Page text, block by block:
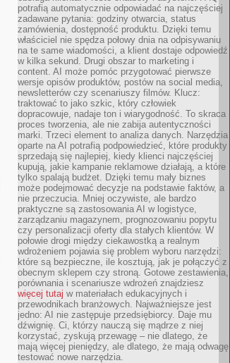
potrafią automatycznie odpowiadać na najczęściej
zadawane pytania: godziny otwarcia, status
zamówienia, dostępność produktu. Dzięki temu
właściciel nie spędza połowy dnia na odpisywaniu
na te same wiadomości, a klient dostaje odpowiedź
w kilka sekund. Drugi obszar to marketing i
content. AI może pomóc przygotować pierwsze
wersje opisów produktów, postów na social media,
newsletterów czy scenariuszy filmów. Klucz:
traktować to jako szkic, który człowiek
dopracowuje, nadaje ton i wiarygodność. To skraca
proces tworzenia, ale nie zabija autentyczności
marki. Trzeci element to analiza danych. Narzędzia
oparte na AI potrafią podpowiedzieć, które produkty
sprzedają się najlepiej, kiedy klienci najczęściej
kupują, jakie kampanie reklamowe działają, a które
tylko spalają budżet. Dzięki temu mały biznes
może podejmować decyzje na podstawie faktów, a
nie przeczucia. Mniej oczywiste, ale bardzo
praktyczne są zastosowania AI w logistyce,
zarządzaniu magazynem, prognozowaniu popytu
czy personalizacji oferty dla stałych klientów. W
połowie drogi między ciekawostką a realnym
wdrożeniem pojawia się problem wyboru narzędzi:
które są bezpieczne, ile kosztują, jak je połączyć z
obecnym sklepem czy stroną. Gotowe zestawienia,
porównania i scenariusze wdrożeń znajdziesz
więcej tutaj w materiałach edukacyjnych i
przewodnikach branżowych. Najważniejsze jest
jedno: AI nie zastępuje przedsiębiorcy. Daje mu
dźwignię. Ci, którzy nauczą się mądrze z niej
korzystać, zyskują przewagę – nie dlatego, że
mają więcej pieniędzy, ale dlatego, że mają odwagę
testować nowe narzędzia.